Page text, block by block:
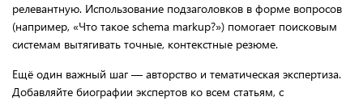
релевантную. Использование подзаголовков в форме вопросов
(например, «Что такое schema markup?») помогает поисковым
системам вытягивать точные, контекстные резюме.
Ещё один важный шаг — авторство и тематическая экспертиза.
Добавляйте биографии экспертов ко всем статьям, с